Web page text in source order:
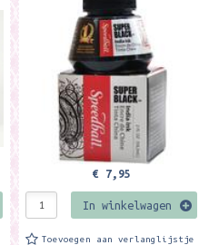
kalligraferen en te tekenen.
Inhoud: 59,2 ml.
€ 7,95
In winkelwagen
Toevoegen aan verlanglijstje